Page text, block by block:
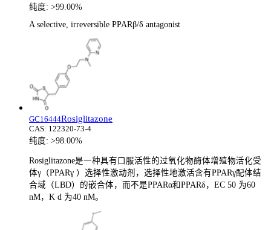
纯度: >99.00%
A selective, irreversible PPARβ/δ antagonist
GC16444Rosiglitazone
CAS: 122320-73-4
纯度: >98.00%
Rosiglitazone是一种具有口服活性的过氧化物酶体增殖物活化受
体γ（PPARγ ）选择性激动剂，选择性地激活含有PPARγ配体结
合域（LBD）的嵌合体，而不是PPARα和PPARδ，EC 50 为60
nM，K d 为40 nM。